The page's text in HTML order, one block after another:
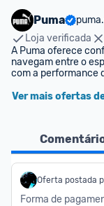
Puma
Loja verificada
A Puma oferece
navegam entre o
com a performance
Ver mais ofertas
Oferta postada
Forma de